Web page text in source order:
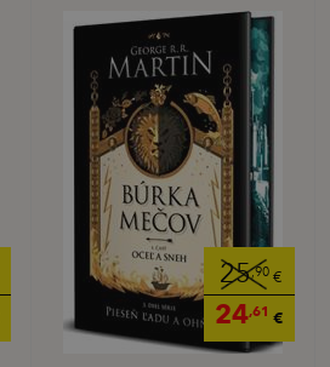
25,90€
24,61 €